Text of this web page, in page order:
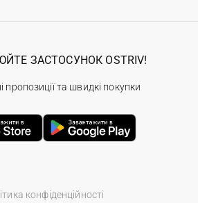
конфіденційності
ЗАСТОСУНОК OSTRIV!
пропозиції та швидкі покупки